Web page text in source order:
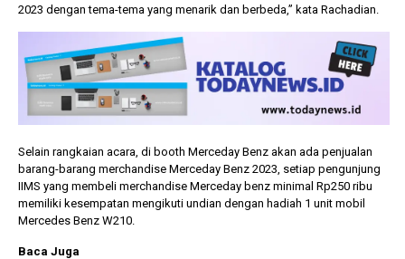
2023 dengan tema-tema yang menarik dan berbeda,” kata Rachadian.
Selain rangkaian acara, di booth Merceday Benz akan ada penjualan
barang-barang merchandise Merceday Benz 2023, setiap pengunjung
IIMS yang membeli merchandise Merceday benz minimal Rp250 ribu
memiliki kesempatan mengikuti undian dengan hadiah 1 unit mobil
Mercedes Benz W210.
Baca Juga